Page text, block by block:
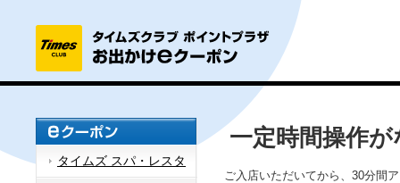
タイムズ スパ・レスタ
一定時間操作
ご入店いただいてから、30分間